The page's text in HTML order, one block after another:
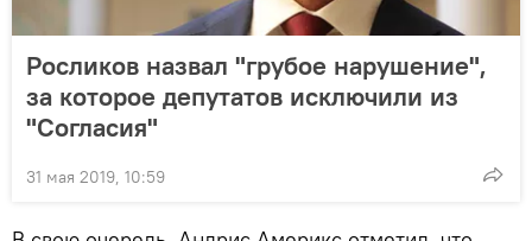
Росликов назвал "грубое нарушение",
за которое депутатов исключили из
"Согласия"
31 мая 2019, 10:59